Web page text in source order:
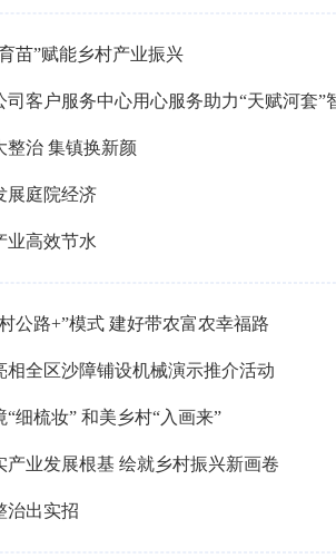
苗”赋能乡村产业振兴
司客户服务中心用心服务助力“天赋河套”
整治 集镇换新颜
展庭院经济
业高效节水
公路+”模式 建好带农富农幸福路
相全区沙障铺设机械演示推介活动
细梳妆” 和美乡村“入画来”
产业发展根基 绘就乡村振兴新画卷
治出实招